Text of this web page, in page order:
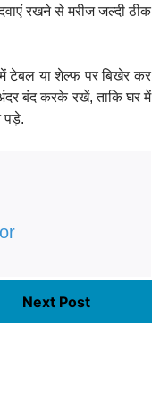
रखने से मरीज जल्दी ठीक
टेबल या शेल्फ पर बिखेर कर
बंद करके रखें, ताकि घर में
पड़े.
Next Post